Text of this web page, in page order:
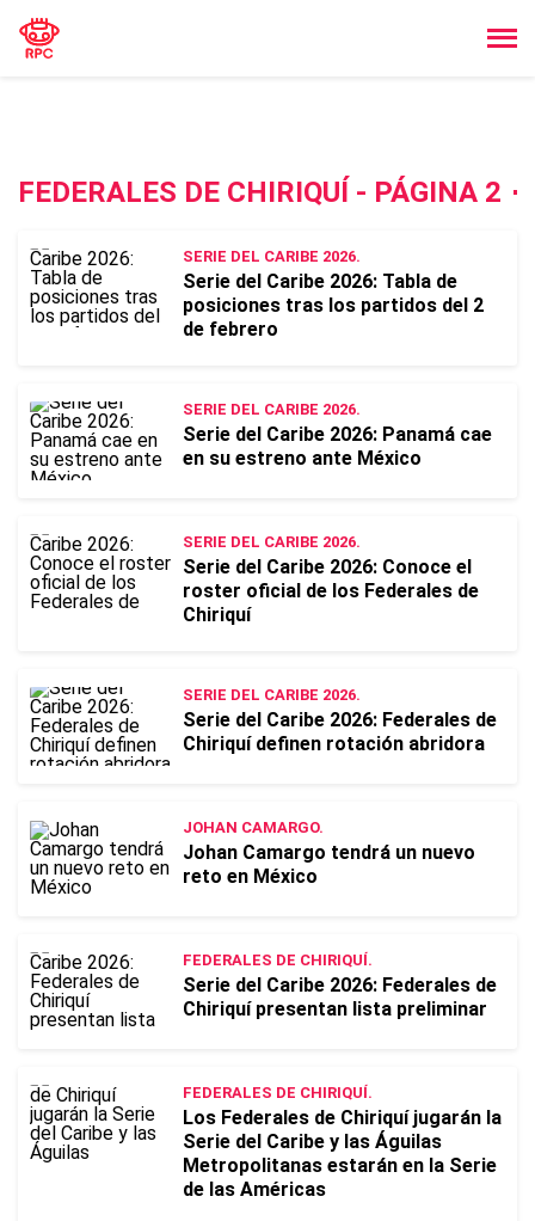
FEDERALES DE CHIRIQUÍ - PÁGINA 2
SERIE DEL CARIBE 2026.
Serie del Caribe 2026: Tabla de
posiciones tras los partidos del 2
de febrero
SERIE DEL CARIBE 2026.
Serie del Caribe 2026: Panamá cae
en su estreno ante México
SERIE DEL CARIBE 2026.
Serie del Caribe 2026: Conoce el
roster oficial de los Federales de
Chiriquí
SERIE DEL CARIBE 2026.
Serie del Caribe 2026: Federales de
Chiriquí definen rotación abridora
JOHAN CAMARGO.
Johan Camargo tendrá un nuevo
reto en México
FEDERALES DE CHIRIQUÍ.
Serie del Caribe 2026: Federales de
Chiriquí presentan lista preliminar
FEDERALES DE CHIRIQUÍ.
Los Federales de Chiriquí jugarán la
Serie del Caribe y las Águilas
Metropolitanas estarán en la Serie
de las Américas